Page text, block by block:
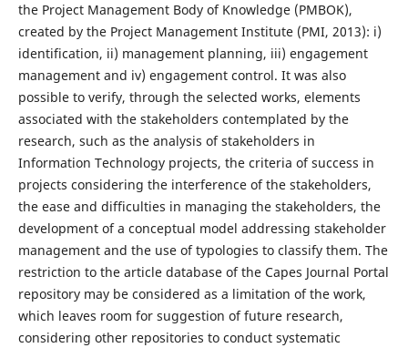
the Project Management Body of Knowledge (PMBOK),
created by the Project Management Institute (PMI, 2013): i)
identification, ii) management planning, iii) engagement
management and iv) engagement control. It was also
possible to verify, through the selected works, elements
associated with the stakeholders contemplated by the
research, such as the analysis of stakeholders in
Information Technology projects, the criteria of success in
projects considering the interference of the stakeholders,
the ease and difficulties in managing the stakeholders, the
development of a conceptual model addressing stakeholder
management and the use of typologies to classify them. The
restriction to the article database of the Capes Journal Portal
repository may be considered as a limitation of the work,
which leaves room for suggestion of future research,
considering other repositories to conduct systematic